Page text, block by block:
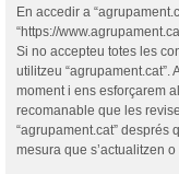
En accedir a
“https://
Si no accepteu totes les
utilitzeu
moment i ens esforçarem
recomanable que les
“agrupament.cat”
mesura que s’actualitzen o